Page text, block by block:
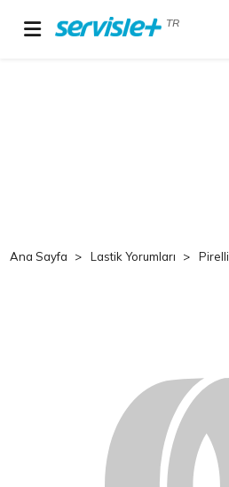
TR
Ana Sayfa Lastik Yorumları